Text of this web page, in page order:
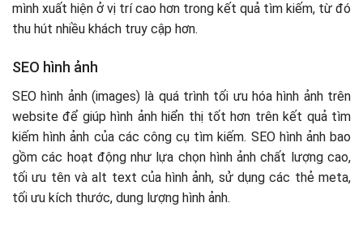
mình xuất hiện ở vị trí cao hơn trong kết quả tìm kiếm, từ đó
thu hút nhiều khách truy cập hơn.
SEO hình ảnh
SEO hình ảnh (images) là quá trình tối ưu hóa hình ảnh trên
website để giúp hình ảnh hiển thị tốt hơn trên kết quả tìm
kiếm hình ảnh của các công cụ tìm kiếm. SEO hình ảnh bao
gồm các hoạt động như lựa chọn hình ảnh chất lượng cao,
tối ưu tên và alt text của hình ảnh, sử dụng các thẻ meta,
tối ưu kích thước, dung lượng hình ảnh.